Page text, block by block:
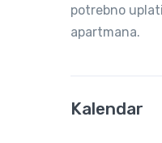
potrebno
apartmana.
Kalendar